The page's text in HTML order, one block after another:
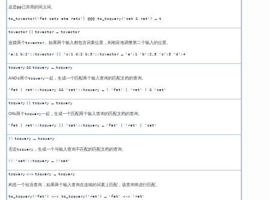
这是@@已弃用的同义词。
to_tsvector('fat cats ate rats') @@@ to_tsquery('cat & rat') → t
tsvector || tsvector→ tsvector
连接两个tsvector。如果两个输入都包含词素位置，则相应地调整第二个输入的位置。
'a:1 b:2'::tsvector || 'c:1 d:2 b:3'::tsvector→ 'a':1 'b':2,5 'c':3 'd':4
tsquery && tsquery→ tsquery
ANDs两个tsquery一起，生成一个匹配两个输入查询的匹配文档的查询。
'fat | rat'::tsquery && 'cat'::tsquery→ ( 'fat' | 'rat' ) & 'cat'
tsquery || tsquery→ tsquery
ORs两个tsquery一起，生成一个匹配两个输入查询的匹配文档的查询。
'fat | rat'::tsquery || 'cat'::tsquery→ 'fat' | 'rat' | 'cat'
!! tsquery→ tsquery
否定tsquery，生成一个与输入查询不匹配的匹配文档的查询。
!! 'cat'::tsquery→ !'cat'
tsquery <-> tsquery→ tsquery
构造一个短语查询，如果两个输入查询在连续的词素上匹配，该查询将进行匹配。
to_tsquery('fat') <-> to_tsquery('rat') → 'fat' <-> 'rat'